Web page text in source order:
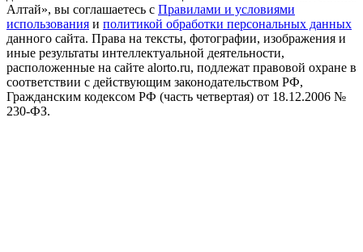
Алтай», вы соглашаетесь с Правилами и условиями
использования и политикой обработки персональных данных
данного сайта. Права на тексты, фотографии, изображения и
иные результаты интеллектуальной деятельности,
расположенные на сайте alorto.ru, подлежат правовой охране в
соответствии с действующим законодательством РФ,
Гражданским кодексом РФ (часть четвертая) от 18.12.2006 №
230-ФЗ.